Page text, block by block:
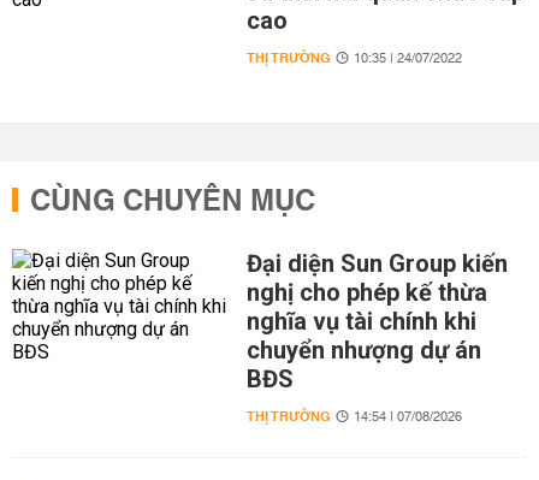
cao
THỊ TRƯỜNG 10:35 | 24/07/2022
CÙNG CHUYÊN MỤC
Đại diện Sun Group kiến
nghị cho phép kế thừa
nghĩa vụ tài chính khi
chuyển nhượng dự án
BĐS
THỊ TRƯỜNG 14:54 | 07/08/2026